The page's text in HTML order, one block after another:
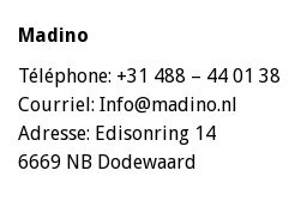
Madino
Téléphone: +31 488 – 44 01 38
Courriel: Info@madino.nl
Adresse: Edisonring 14
6669 NB Dodewaard